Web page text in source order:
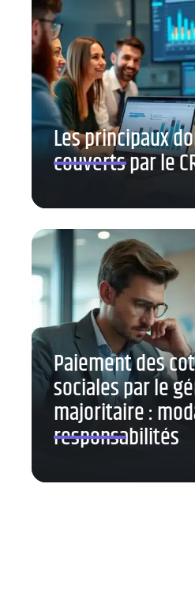
Les principaux
couverts par le
Paiement des
sociales par le
majoritaire :
responsabilités